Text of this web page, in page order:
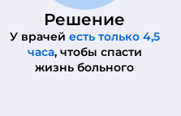
Решение
У врачей есть только 4,5
часа, чтобы спасти
жизнь больного